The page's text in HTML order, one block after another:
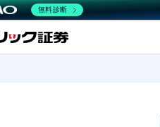
無料診断